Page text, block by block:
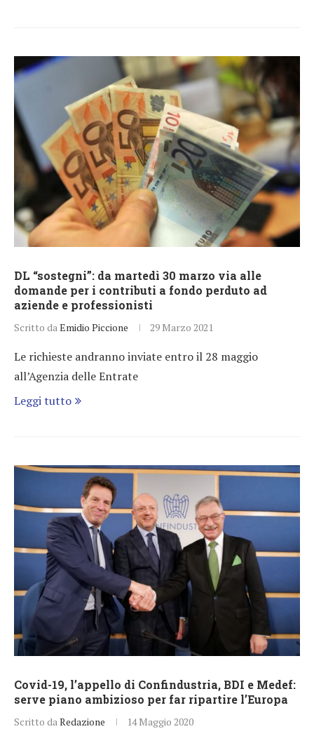
DL “sostegni”: da martedì 30 marzo via alle
domande per i contributi a fondo perduto ad
aziende e professionisti
Scritto da Emidio Piccione 29 Marzo 2021
Le richieste andranno inviate entro il 28 maggio
all’Agenzia delle Entrate
Leggi tutto
Covid-19, l’appello di Confindustria, BDI e Medef:
serve piano ambizioso per far ripartire l’Europa
Scritto da Redazione 14 Maggio 2020